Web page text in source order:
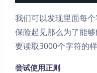
我们可以发现里面每
保险起见那么为了能
要读取3000个字符的样
尝试使用正则